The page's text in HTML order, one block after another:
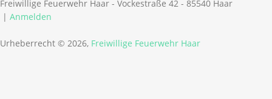
Freiwillige Feuerwehr Haar - Vockestraße 42 - 85540 Haar
| Anmelden
Urheberrecht © 2026, Freiwillige Feuerwehr Haar